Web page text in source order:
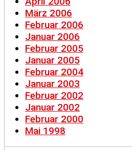
März 2006
Februar 2006
Januar 2006
Februar 2005
Januar 2005
Februar 2004
Januar 2003
Februar 2002
Januar 2002
Februar 2000
Mai 1998